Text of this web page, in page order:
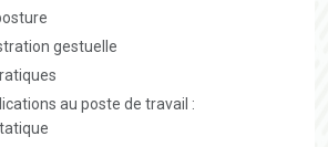
gestuelle
au poste de travail :